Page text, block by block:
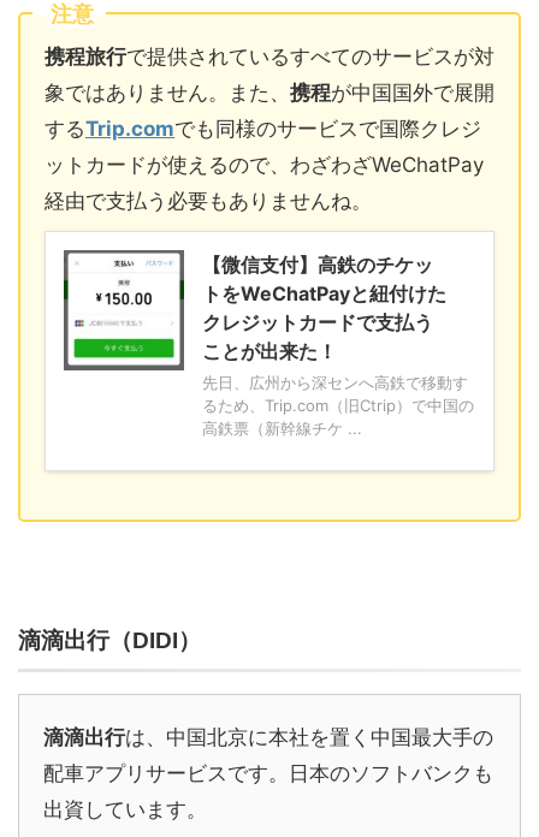
注意
携程旅行で提供されているすべてのサービスが対
象ではありません。また、 携程が中国国外で展開
するTrip.comでも同様のサービスで国際クレジ
ットカードが使えるので、わざわざWeChatPay
経由で支払う必要もありませんね。
【微信支付】高鉄のチケッ
トをWeChatPayと紐付けた
クレジットカードで支払う
ことが出来た！
先日、広州から深センへ高鉄で移動す
るため、Trip.com（旧Ctrip）で中国の
高鉄票（新幹線チケ ...
滴滴出行（DIDI）
滴滴出行は、中国北京に本社を置く中国最大手の
配車アプリサービスです。日本のソフトバンクも
出資しています。